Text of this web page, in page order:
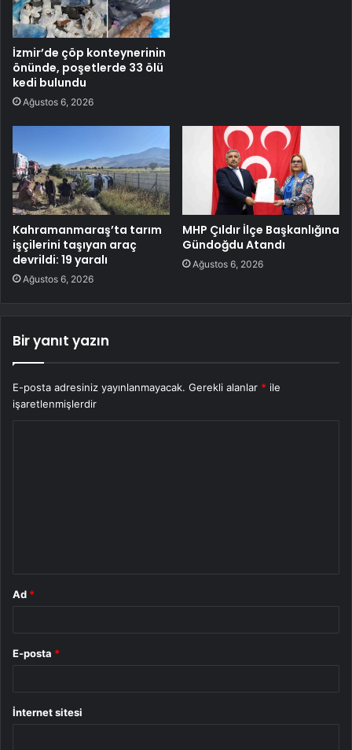
İzmir’de çöp konteynerinin
önünde, poşetlerde 33 ölü
kedi bulundu
Ağustos 6, 2026
Kahramanmaraş’ta tarım
işçilerini taşıyan araç
devrildi: 19 yaralı
Ağustos 6, 2026
MHP Çıldır İlçe Başkanlığına
Gündoğdu Atandı
Ağustos 6, 2026
Bir yanıt yazın
E-posta adresiniz yayınlanmayacak. Gerekli alanlar * ile
işaretlenmişlerdir
Ad *
E-posta *
İnternet sitesi